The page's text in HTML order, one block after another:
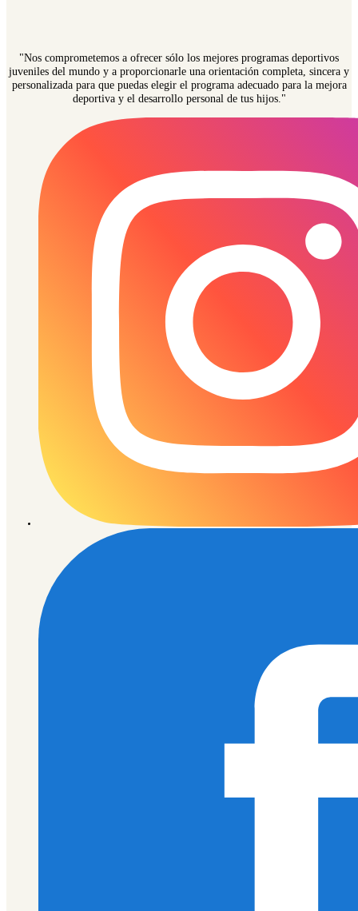
"Nos comprometemos a ofrecer sólo los mejores programas deportivos
juveniles del mundo y a proporcionarle una orientación completa, sincera y
personalizada para que puedas elegir el programa adecuado para la mejora
deportiva y el desarrollo personal de tus hijos."